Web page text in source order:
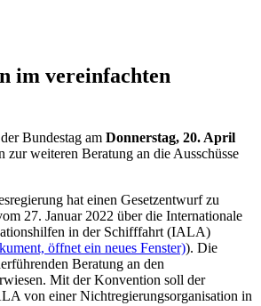
im vereinfachten
Bundestag am Donnerstag, 20. April
zur weiteren Beratung an die Ausschüsse
hat einen Gesetzentwurf zu
27. Januar 2022 über die Internationale
in der Schifffahrt (IALA)
öffnet ein neues Fenster)). Die
Beratung an den
Mit der Konvention soll der
von einer Nichtregierungsorganisation in